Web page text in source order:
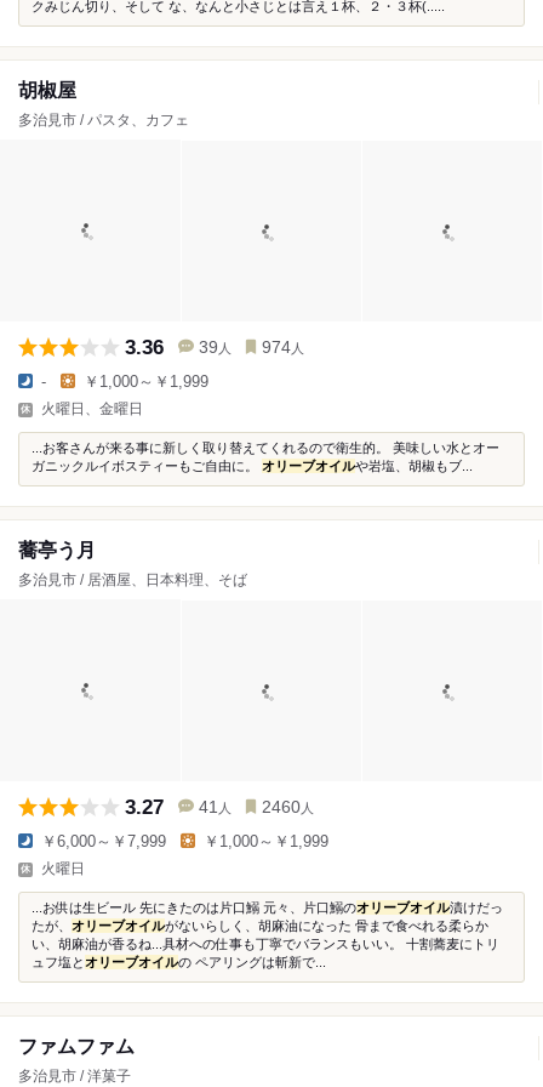
クみじん切り、そして な、なんと小さじとは言え１杯、２・３杯(.....
胡椒屋
多治見市 / パスタ、カフェ
3.36 39 人 974 人
- ￥1,000～￥1,999
火曜日、金曜日
...お客さんが来る事に新しく取り替えてくれるので衛生的。 美味しい水とオー
ガニックルイボスティーもご自由に。 オリーブオイルや岩塩、胡椒もブ...
蕎亭う月
多治見市 / 居酒屋、日本料理、そば
3.27 41 人 2460 人
￥6,000～￥7,999 ￥1,000～￥1,999
火曜日
...お供は生ビール 先にきたのは片口鰯 元々、片口鰯のオリーブオイル漬けだっ
たが、 オリーブオイルがないらしく、胡麻油になった 骨まで食べれる柔らか
い、胡麻油が香るね...具材への仕事も丁寧でバランスもいい。 十割蕎麦にトリ
ュフ塩と オリーブオイルの ペアリングは斬新で...
ファムファム
多治見市 / 洋菓子